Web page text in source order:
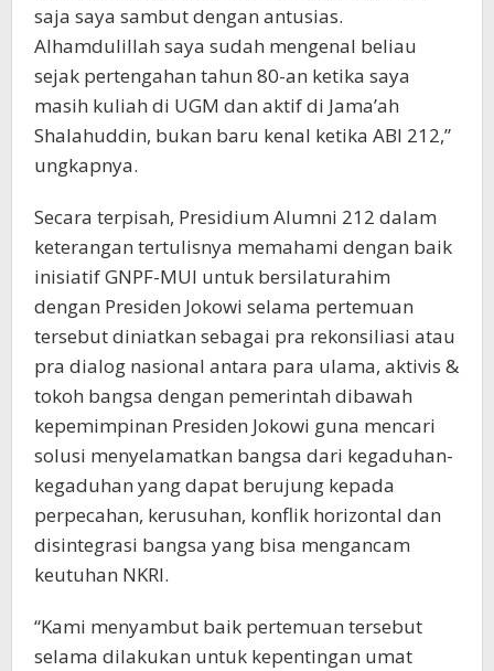
saja saya sambut dengan antusias.
Alhamdulillah saya sudah mengenal beliau
sejak pertengahan tahun 80-an ketika saya
masih kuliah di UGM dan aktif di Jama’ah
Shalahuddin, bukan baru kenal ketika ABI 212,”
ungkapnya.
Secara terpisah, Presidium Alumni 212 dalam
keterangan tertulisnya memahami dengan baik
inisiatif GNPF-MUI untuk bersilaturahim
dengan Presiden Jokowi selama pertemuan
tersebut diniatkan sebagai pra rekonsiliasi atau
pra dialog nasional antara para ulama, aktivis &
tokoh bangsa dengan pemerintah dibawah
kepemimpinan Presiden Jokowi guna mencari
solusi menyelamatkan bangsa dari kegaduhan-
kegaduhan yang dapat berujung kepada
perpecahan, kerusuhan, konflik horizontal dan
disintegrasi bangsa yang bisa mengancam
keutuhan NKRI.
“Kami menyambut baik pertemuan tersebut
selama dilakukan untuk kepentingan umat